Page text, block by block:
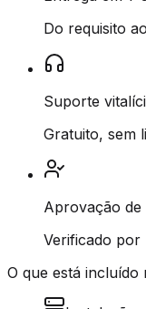
Do requisito
Suporte
Gratuito, sem
Aprovação
Verificado por
O que está incluído